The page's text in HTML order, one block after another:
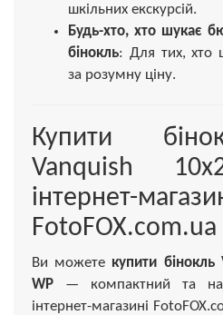
шкільних екскурсій.
Будь-хто, хто шукає
бінокль: Для тих, хто
за розумну ціну.
Купити
Vanquish
інтернет-
FotoFOX.com.ua
Ви можете купити
WP — компактний та
інтернет-магазині